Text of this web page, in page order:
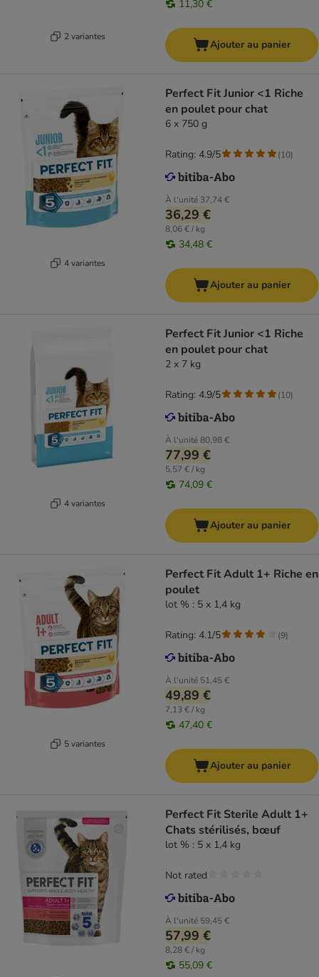
2 variantes
11,30 €
Ajouter au panier
4 variantes
Perfect Fit Junior <1 Riche
en poulet pour chat
6 x 750 g
À l'unité 37,74 €
36,29 €
8,06 € / kg
34,48 €
Rating: 4.9/5 (10)
Ajouter au panier
4 variantes
Perfect Fit Junior <1 Riche
en poulet pour chat
2 x 7 kg
À l'unité80,98 €
77,99 €
5,57 € / kg
74,09 €
Rating: 4.9/5 (10)
Ajouter au panier
5 variantes
Perfect Fit Adult 1+ Riche en
poulet
lot % : 5 x 1,4 kg
À l'unité 51,45 €
49,89 €
7,13 € / kg
47,40 €
Rating: 4.1/5 (9)
Ajouter au panier
Perfect Fit Sterile Adult 1+
Chats stérilisés, bœuf
lot % : 5 x 1,4 kg
À l'unité 59,45 €
57,99 €
8,28 € / kg
55,09 €
Not rated